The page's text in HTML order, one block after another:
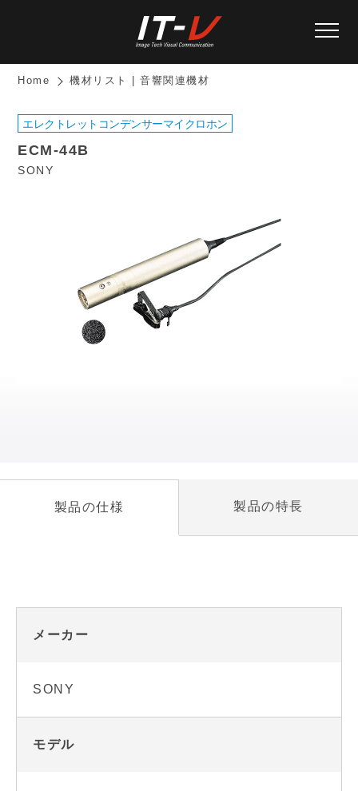
Home 機材リスト | 音響関連機材
エレクトレットコンデンサーマイクロホン
ECM-44B
SONY
製品の仕様
メーカー
SONY
モデル
製品の特長